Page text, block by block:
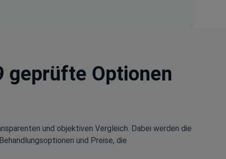
geprüfte Optionen
und objektiven Vergleich. Dabei werden die
und Preise, die